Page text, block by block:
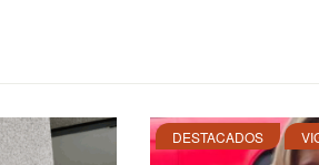
DESTACADOS